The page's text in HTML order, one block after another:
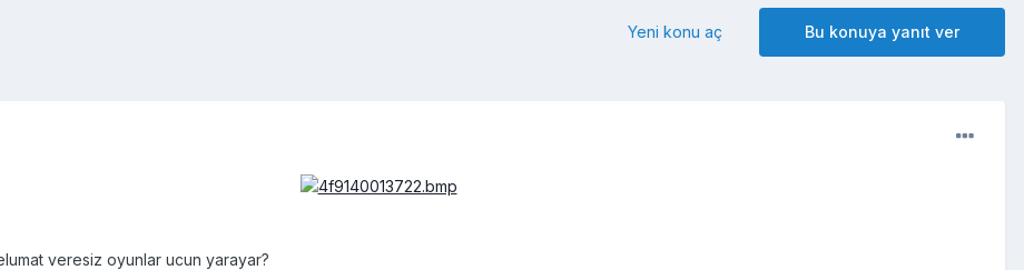
Bu konuya yanıt ver
Yeni konu aç
veresiz oyunlar ucun yarayar?